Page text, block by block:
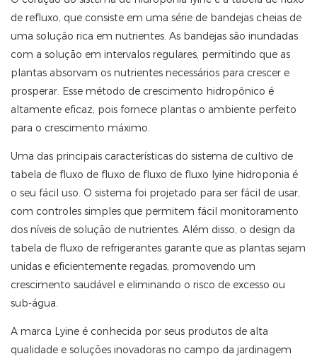
de refluxo, que consiste em uma série de bandejas cheias de
uma solução rica em nutrientes. As bandejas são inundadas
com a solução em intervalos regulares, permitindo que as
plantas absorvam os nutrientes necessários para crescer e
prosperar. Esse método de crescimento hidropônico é
altamente eficaz, pois fornece plantas o ambiente perfeito
para o crescimento máximo.
Uma das principais características do sistema de cultivo de
tabela de fluxo de fluxo de fluxo de fluxo lyine hidroponia é
o seu fácil uso. O sistema foi projetado para ser fácil de usar,
com controles simples que permitem fácil monitoramento
dos níveis de solução de nutrientes. Além disso, o design da
tabela de fluxo de refrigerantes garante que as plantas sejam
unidas e eficientemente regadas, promovendo um
crescimento saudável e eliminando o risco de excesso ou
sub-água.
A marca Lyine é conhecida por seus produtos de alta
qualidade e soluções inovadoras no campo da jardinagem